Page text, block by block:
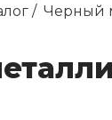
Черный